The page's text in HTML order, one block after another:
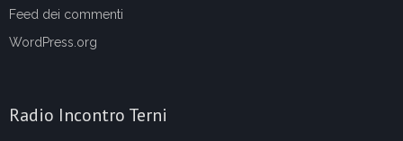
Feed dei commenti
WordPress.org
Radio Incontro Terni